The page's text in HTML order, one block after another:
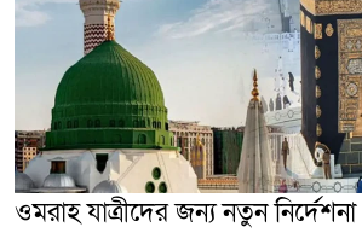
ওমরাহ যাত্রীদের জন্য নতুন নির্দেশনা